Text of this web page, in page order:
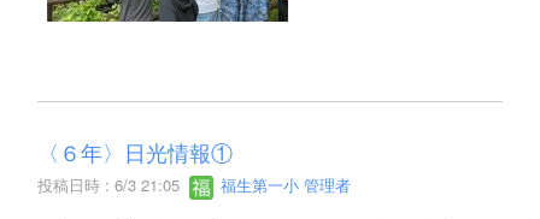
〈６年〉日光情報①
投稿日時 : 6/3 21:05 福生第一小 管理者